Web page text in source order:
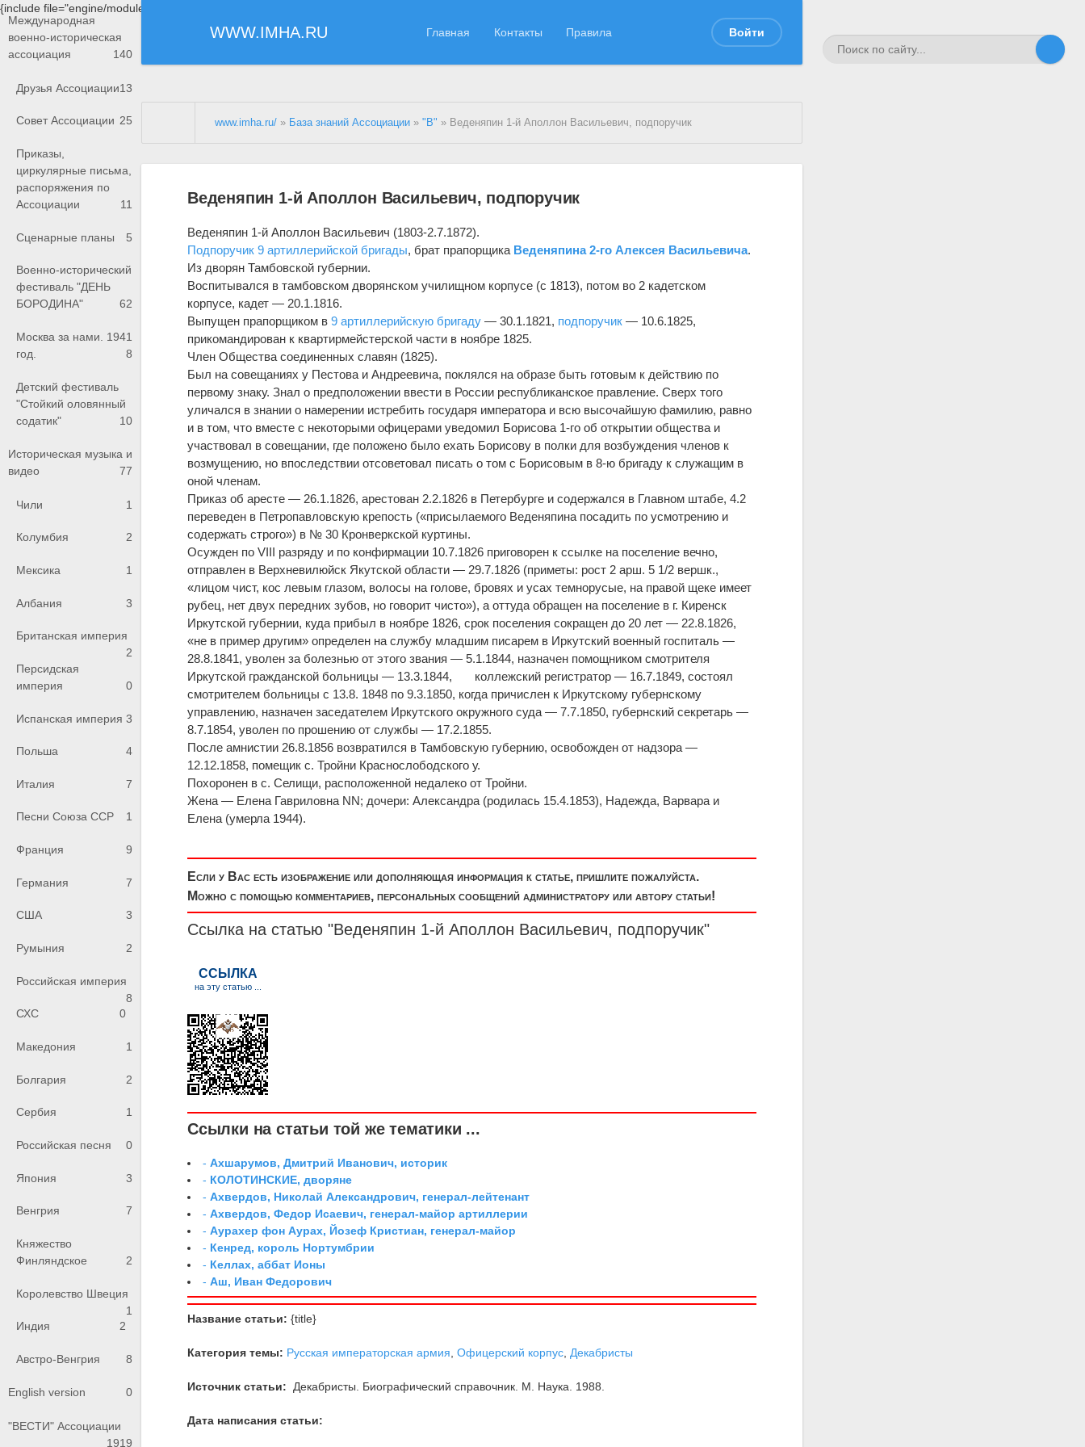
{include file="engine/modules/saperu/head.php"}
WWW.IMHA.RU Главная Контакты Правила Войти
Международная
военно-историческая
ассоциация
140
Друзья Ассоциации13
Совет Ассоциации 25
Приказы,
циркулярные письма,
распоряжения по
Ассоциации
11
Сценарные планы 5
Военно-исторический
фестиваль "ДЕНЬ
БОРОДИНА"
62
Москва за нами. 1941
год.
8
Детский фестиваль
"Стойкий оловянный
содатик"
10
Историческая музыка и
видео
77
Чили 1
Колумбия 2
Мексика 1
Албания 3
Британская империя
2
Персидская
империя
0
Испанская империя 3
Польша 4
Италия 7
Песни Союза ССР 1
Франция 9
Германия 7
США 3
Румыния 2
Российская империя
8
СХС
0
Македония 1
Болгария 2
Сербия 1
Российская песня 0
Япония 3
Венгрия 7
Княжество
Финляндское
2
Королевство Швеция
1
Индия
2
Австро-Венгрия 8
English version 0
"ВЕСТИ" Ассоциации
1919
www.imha.ru/ » База знаний Ассоциации »"В" » Веденяпин 1-й Аполлон Васильевич, подпоручик
Веденяпин 1-й Аполлон Васильевич, подпоручик
Веденяпин 1-й Аполлон Васильевич (1803-2.7.1872).
Подпоручик 9 артиллерийской бригады, брат прапорщика Веденяпина 2-го Алексея Васильевича.
Из дворян Тамбовской губернии.
Воспитывался в тамбовском дворянском училищном корпусе (с 1813), потом во 2 кадетском
корпусе, кадет — 20.1.1816.
Выпущен прапорщиком в9 артиллерийскую бригаду — 30.1.1821, подпоручик — 10.6.1825,
прикомандирован к квартирмейстерской части в ноябре 1825.
Член Общества соединенных славян (1825).
Был на совещаниях у Пестова и Андреевича, поклялся на образе быть готовым к действию по
первому знаку. Знал о предположении ввести в России республиканское правление. Сверх того
уличался в знании о намерении истребить государя императора и всю высочайшую фамилию, равно
и в том, что вместе с некоторыми офицерами уведомил Борисова 1-го об открытии общества и
участвовал в совещании, где положено было ехать Борисову в полки для возбуждения членов к
возмущению, но впоследствии отсоветовал писать о том с Борисовым в 8-ю бригаду к служащим в
оной членам.
Приказ об аресте — 26.1.1826, арестован 2.2.1826 в Петербурге и содержался в Главном штабе, 4.2
переведен в Петропавловскую крепость («присылаемого Веденяпина посадить по усмотрению и
содержать строго») в № 30 Кронверкской куртины.
Осужден по VIII разряду и по конфирмации 10.7.1826 приговорен к ссылке на поселение вечно,
отправлен в Верхневилюйск Якутской области — 29.7.1826 (приметы: рост 2 арш. 5 1/2 вершк.,
«лицом чист, кос левым глазом, волосы на голове, бровях и усах темнорусые, на правой щеке имеет
рубец, нет двух передних зубов, но говорит чисто»), а оттуда обращен на поселение в г. Киренск
Иркутской губернии, куда прибыл в ноябре 1826, срок поселения сокращен до 20 лет — 22.8.1826,
«не в пример другим» определен на службу младшим писарем в Иркутский военный госпиталь —
28.8.1841, уволен за болезнью от этого звания — 5.1.1844, назначен помощником смотрителя
Иркутской гражданской больницы — 13.3.1844, коллежский регистратор — 16.7.1849, состоял
смотрителем больницы с 13.8. 1848 по 9.3.1850, когда причислен к Иркутскому губернскому
управлению, назначен заседателем Иркутского окружного суда — 7.7.1850, губернский секретарь —
8.7.1854, уволен по прошению от службы — 17.2.1855.
После амнистии 26.8.1856 возвратился в Тамбовскую губернию, освобожден от надзора —
12.12.1858, помещик с. Тройни Краснослободского у.
Похоронен в с. Селищи, расположенной недалеко от Тройни.
Жена — Елена Гавриловна NN; дочери: Александра (родилась 15.4.1853), Надежда, Варвара и
Елена (умерла 1944).
Если у Вас есть изображение или дополняющая информация к статье, пришлите пожалуйста.
Можно с помощью комментариев, персональных сообщений администратору или автору статьи!
Ссылка на статью "Веденяпин 1-й Аполлон Васильевич, подпоручик"
Ссылки на статьи той же тематики ...
-Ахшарумов, Дмитрий Иванович, историк
- КОЛОТИНСКИЕ, дворяне
-Ахвердов, Николай Александрович, генерал-лейтенант
-Ахвердов, Федор Исаевич, генерал-майор артиллерии
-Аурахер фон Аурах, Йозеф Кристиан, генерал-майор
- Кенред, король Нортумбрии
- Келлах, аббат Ионы
-Аш, Иван Федорович
Название статьи: {title}
Категория темы: Русская императорская армия ,Офицерский корпус Декабристы
Источник статьи: Декабристы. Биографический справочник. М. Наука. 1988.
Дата написания статьи: